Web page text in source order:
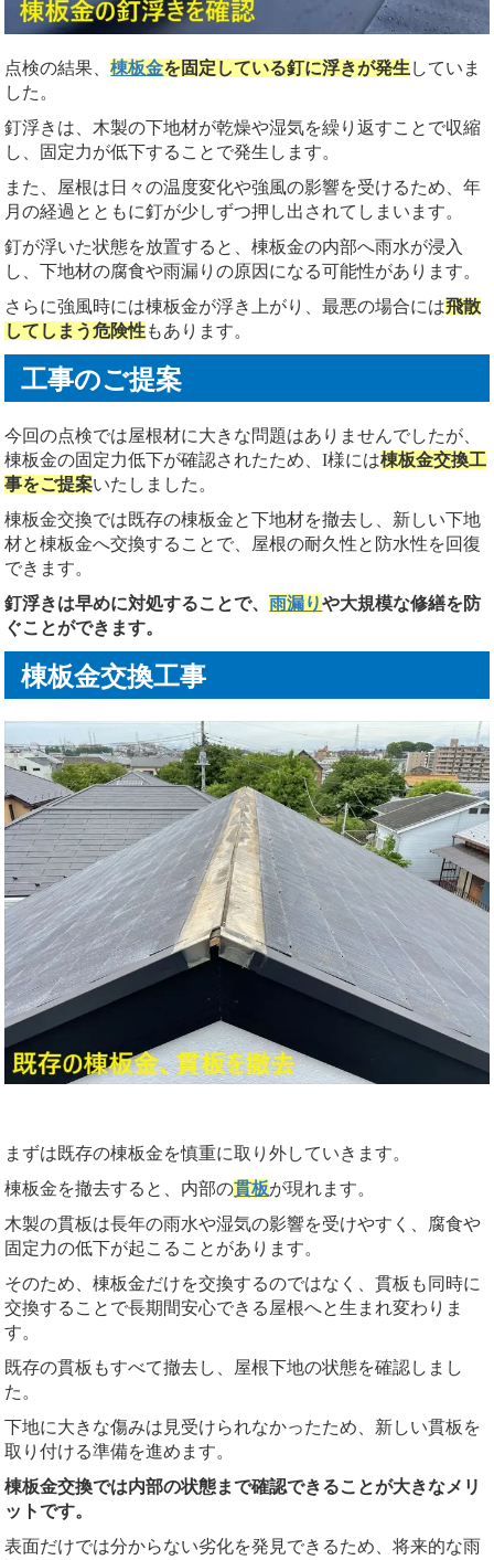
点検の結果、棟板金を固定している釘に浮きが発生 していま
した。
釘浮きは、木製の下地材が乾燥や湿気を繰り返すことで収縮
し、固定力が低下することで発生します。
また、屋根は日々の温度変化や強風の影響を受けるため、年
月の経過とともに釘が少しずつ押し出されてしまいます。
釘が浮いた状態を放置すると、棟板金の内部へ雨水が浸入
し、下地材の腐食や雨漏りの原因になる可能性があります。
さらに強風時には棟板金が浮き上がり、最悪の場合には飛散
してしまう危険性もあります。
工事のご提案
今回の点検では屋根材に大きな問題はありませんでしたが、
棟板金の固定力低下が確認されたため、I様には棟板金交換工
事をご提案いたしました。
棟板金交換では既存の棟板金と下地材を撤去し、新しい下地
材と棟板金へ交換することで、屋根の耐久性と防水性を回復
できます。
釘浮きは早めに対処することで、雨漏りや大規模な修繕を防
ぐことができます。
棟板金交換工事
まずは既存の棟板金を慎重に取り外していきます。
棟板金を撤去すると、内部の貫板が現れます。
木製の貫板は長年の雨水や湿気の影響を受けやすく、腐食や
固定力の低下が起こることがあります。
そのため、棟板金だけを交換するのではなく、貫板も同時に
交換することで長期間安心できる屋根へと生まれ変わりま
す。
既存の貫板もすべて撤去し、屋根下地の状態を確認しまし
た。
下地に大きな傷みは見受けられなかったため、新しい貫板を
取り付ける準備を進めます。
棟板金交換では内部の状態まで確認できることが大きなメリ
ットです。
表面だけでは分からない劣化を発見できるため、将来的な雨